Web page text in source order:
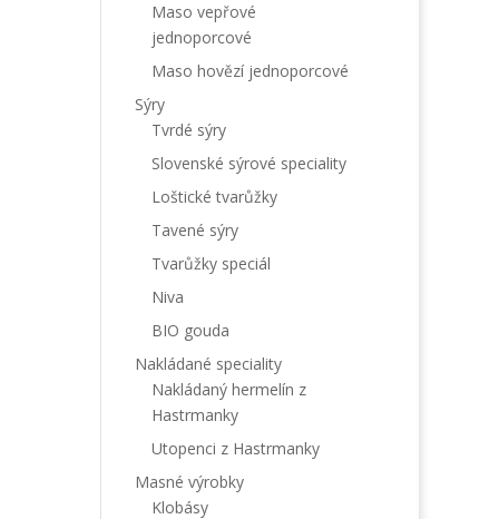
Maso vepřové
jednoporcové
Maso hovězí jednoporcové
Sýry
Tvrdé sýry
Slovenské sýrové speciality
Loštické tvarůžky
Tavené sýry
Tvarůžky speciál
Niva
BIO gouda
Nakládané speciality
Nakládaný hermelín z
Hastrmanky
Utopenci z Hastrmanky
Masné výrobky
Klobásy